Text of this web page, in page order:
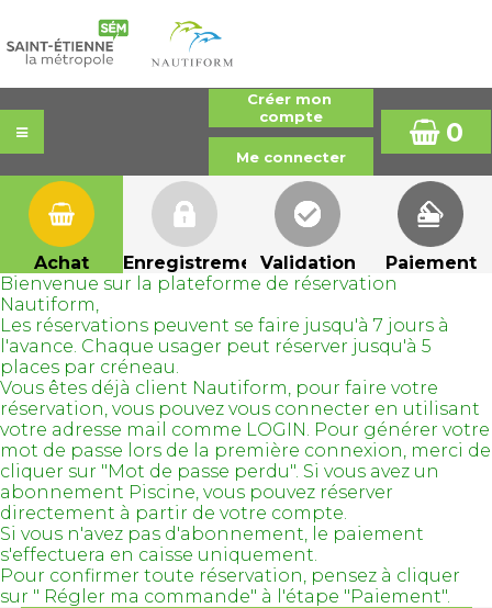
0
Achat EnregistrementValidation
Paiement
Bienvenue sur la plateforme de réservation
Nautiform,
Les réservations peuvent se faire jusqu'à 7 jours à
l'avance. Chaque usager peut réserver jusqu'à 5
places par créneau.
Vous êtes déjà client Nautiform, pour faire votre
réservation, vous pouvez vous connecter en utilisant
votre adresse mail comme LOGIN. Pour générer votre
mot de passe lors de la première connexion, merci de
cliquer sur "Mot de passe perdu". Si vous avez un
abonnement Piscine, vous pouvez réserver
directement à partir de votre compte.
Si vous n'avez pas d'abonnement, le paiement
s'effectuera en caisse uniquement.
Pour confirmer toute réservation, pensez à cliquer
sur " Régler ma commande" à l'étape "Paiement".